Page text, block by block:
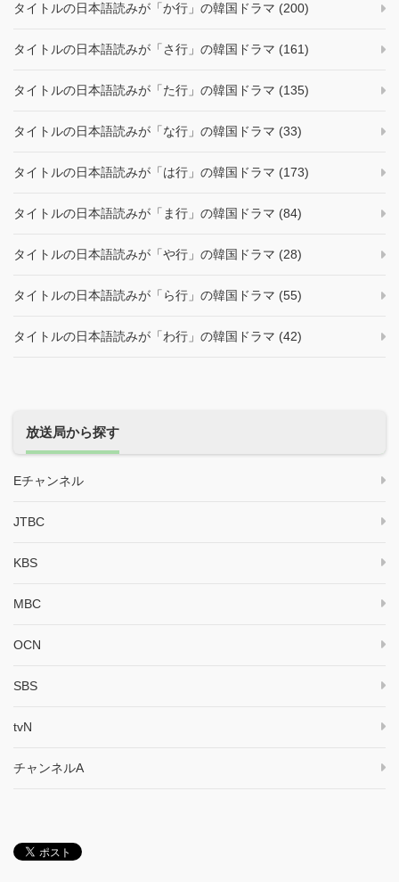
タイトルの日本語読みが「か行」の韓国ドラマ (200)
タイトルの日本語読みが「さ行」の韓国ドラマ (161)
タイトルの日本語読みが「た行」の韓国ドラマ (135)
タイトルの日本語読みが「な行」の韓国ドラマ (33)
タイトルの日本語読みが「は行」の韓国ドラマ (173)
タイトルの日本語読みが「ま行」の韓国ドラマ (84)
タイトルの日本語読みが「や行」の韓国ドラマ (28)
タイトルの日本語読みが「ら行」の韓国ドラマ (55)
タイトルの日本語読みが「わ行」の韓国ドラマ (42)
放送局から探す
Eチャンネル
JTBC
KBS
MBC
OCN
SBS
tvN
チャンネルA